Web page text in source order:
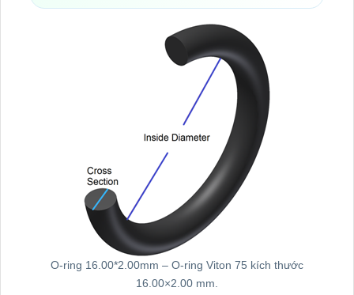
O-ring 16.00*2.00mm – O-ring Viton 75 kích thước
16.00×2.00 mm.